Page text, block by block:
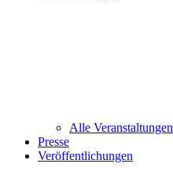
Alle Veranstaltungen
Presse
Veröffentlichungen